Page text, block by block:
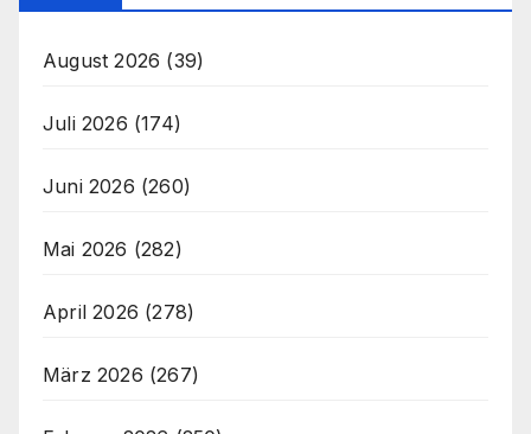
August 2026 (39)
Juli 2026 (174)
Juni 2026 (260)
Mai 2026 (282)
April 2026 (278)
März 2026 (267)